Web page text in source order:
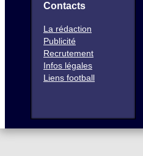
Contacts
La rédaction
Publicité
Recrutement
Infos légales
Liens football